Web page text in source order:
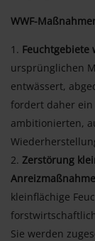
WWF-
Feuchtgebiete
ursprünglichen
entwässert,
fordert daher ein
ambitionierten,
Zerstörung
kleinflächige
Sie werden